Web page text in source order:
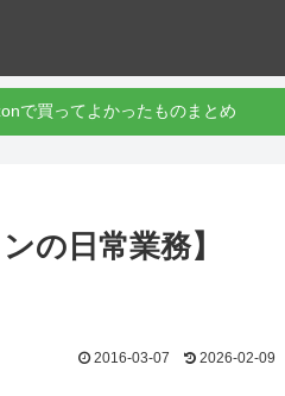
で買ってよかったものまとめ
の日常業務】
2016-03-07 2026-02-09